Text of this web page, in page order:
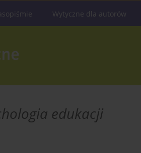
Wytyczne dla autorów
edukacji